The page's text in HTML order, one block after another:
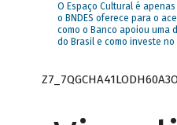
O Espaço Cultural é
o BNDES oferece para o
como o Banco apoiou uma
do Brasil e como investe